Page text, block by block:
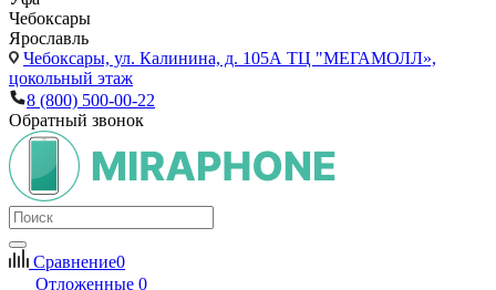
Чебоксары
Ярославль
Чебоксары, ул. Калинина, д. 105А ТЦ "МЕГАМОЛЛ»,
цокольный этаж
8 (800) 500-00-22
Обратный звонок
Сравнение0
Отложенные 0